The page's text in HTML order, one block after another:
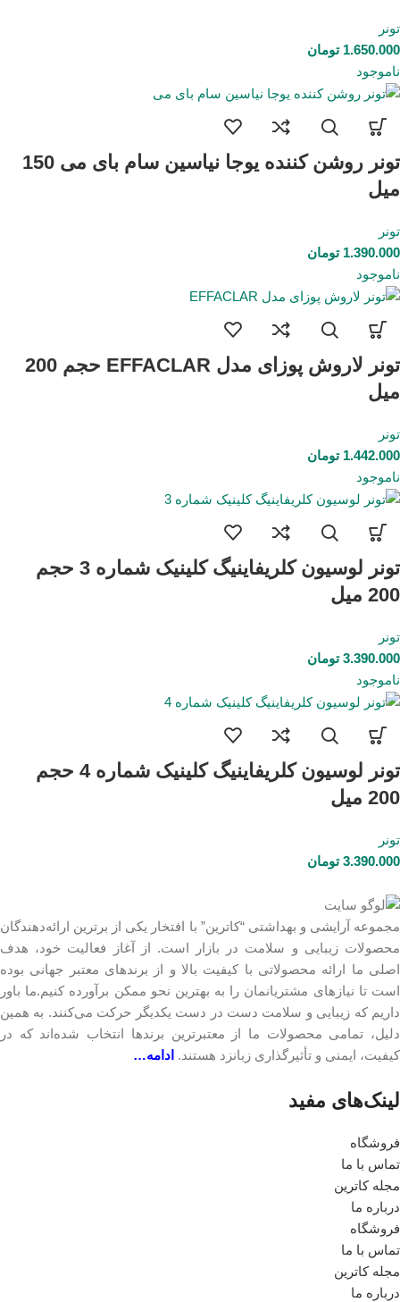
تونر
1.650.000 تومان
ناموجود
تونر روشن کننده یوجا نیاسین سام بای می 150
میل
تونر
1.390.000 تومان
ناموجود
تونر لاروش پوزای مدل EFFACLAR حجم 200
میل
تونر
1.442.000 تومان
ناموجود
تونر لوسیون کلریفاینیگ کلینیک شماره 3 حجم
200 میل
تونر
3.390.000 تومان
ناموجود
تونر لوسیون کلریفاینیگ کلینیک شماره 4 حجم
200 میل
تونر
3.390.000 تومان
مجموعه آرایشی و بهداشتی “کاترین” با افتخار یکی از برترین ارائه‌دهندگان
محصولات زیبایی و سلامت در بازار است. از آغاز فعالیت خود، هدف
اصلی ما ارائه محصولاتی با کیفیت بالا و از برندهای معتبر جهانی بوده
است تا نیازهای مشتریانمان را به بهترین نحو ممکن برآورده کنیم.ما باور
داریم که زیبایی و سلامت دست در دست یکدیگر حرکت می‌کنند. به همین
دلیل، تمامی محصولات ما از معتبرترین برندها انتخاب شده‌اند که در
کیفیت، ایمنی و تأثیرگذاری زبانزد هستند. ادامه…
لینک‎‌های مفید
فروشگاه
تماس با ما
مجله کاترین
درباره ما
فروشگاه
تماس با ما
مجله کاترین
درباره ما